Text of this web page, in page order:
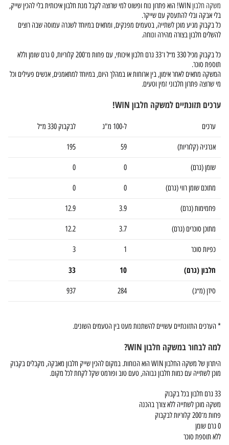
משקה חלבון
WIN! הוא פתרון נוח ופשוט למי שרוצה לקבל מנת חלבון איכותית בלי להכין שייק,
בלי אבקה ובלי להתעסק עם שייקר.
כל בקבוק מגיע מוכן לשתייה, בטעמים מפנקים, ומתאים במיוחד לשגרה עמוסה שבה רוצים
להשלים חלבון בצורה מהירה ונוחה.
כל בקבוק מכיל 330 מ״ל ו־33 גרם חלבון איכותי, עם פחות מ־200 קלוריות, 0 גרם שומן וללא
תוספת סוכר.
המשקה מתאים לאחר אימון, בין ארוחות או במהלך היום, במיוחד למתאמנים, אנשים פעילים וכל
מי שרוצה פתרון חלבוני זמין וטעים.
ערכים תזונתיים למשקה חלבון WIN!
ערכים ל-100 מ"ג לבקבוק 330 מ״ל
אנרגיה (קלוריות) 59
195
שומן (גרם) 0
0
מתוכם שומן רווי (גרם) 0
0
פחמימות (גרם) 3.9
12.9
מתוכן סוכרים (גרם) 3.7
12.2
כפיות סוכר 1
3
חלבון (גרם) 10
33
סידן (מ״ג) 284
937
* הערכים התזונתיים עשויים להשתנות מעט בין הטעמים השונים.
למה לבחור במשקה חלבון WIN?
היתרון של משקה החלבון WIN הוא הנוחות. במקום להכין שייק חלבון מאבקה, מקבלים בקבוק
מוכן לשתייה עם כמות חלבון גבוהה, טעם טוב ופורמט שקל לקחת לכל מקום.
33 גרם חלבון בכל בקבוק
משקה מוכן לשתייה ללא צורך בהכנה
פחות מ־200 קלוריות לבקבוק
0 גרם שומן
ללא תוספת סוכר